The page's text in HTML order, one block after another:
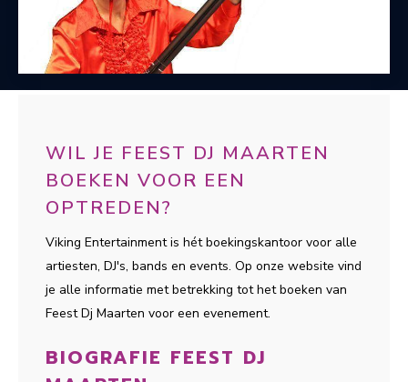
WIL JE FEEST DJ MAARTEN
BOEKEN VOOR EEN
OPTREDEN?
Viking Entertainment is hét boekingskantoor voor alle
artiesten, DJ's, bands en events. Op onze website vind
je alle informatie met betrekking tot het boeken van
Feest Dj Maarten voor een evenement.
BIOGRAFIE FEEST DJ